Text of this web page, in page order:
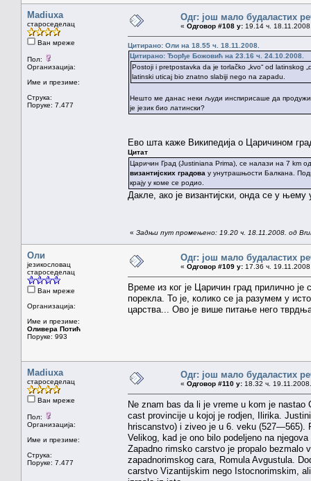
Madiuxa
староседелац
Ван мреже
Пол:
Организација:
Име и презиме:
Струка:
Поруке: 7.477
Одг: још мало будаластих
« Одговор #108 у: 19.14 ч.
Цитирано: Оли на 18.55 ч. 18.11.2008.
Цитирано: Ђорђе Божовић на 23.16 ч. 24.10.2008.
Postoji i pretpostavka da je torlačko „kvo“ od latinskog
latinski uticaj bio znatno slabiji nego na zapadu.
Нешто ме данас неки људи инспирисаше да
је језик био латински?
Ево шта каже Википедија о Царичином
Цитат
Царичин Град (Justiniana Prima), се налази на 7 km
византијских градова у унутрашњости Балкана.
крају у коме се родио.
Дакле, ако је византијски, онда се у
« Задњи пут промењено: 19.20 ч. 18.11.2008. од
Оли
језикословац
староседелац
Ван мреже
Организација:
Име и презиме:
Оливера Потић
Поруке: 993
Одг: још мало будаластих
« Одговор #109 у: 17.36 ч.
Време из ког је Царичин град прилично
порекла. То је, колико се ја разумем у
царства... Ово је више питање него
Madiuxa
староседелац
Ван мреже
Пол:
Организација:
Име и презиме:
Струка:
Поруке: 7.477
Одг: још мало будаластих
« Одговор #110 у: 18.32 ч.
Ne znam bas da li je vreme u kom je
cast provincije u kojoj je rodjen, Ilirika.
hriscanstvo) i ziveo je u 6. veku (527—565).
Velikog, kad je ono bilo podeljeno na
Zapadno rimsko carstvo je propalo bezmalo
zapadnorimskog cara, Romula Avgustula.
carstvo Vizantijskim nego Istocnorimskim,